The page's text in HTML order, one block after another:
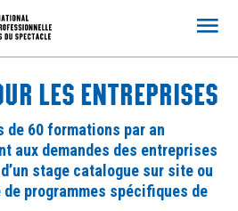
LES ENTREPRISES
de 60 formations par an
aux demandes des entreprises
stage catalogue sur site ou
de programmes spécifiques de